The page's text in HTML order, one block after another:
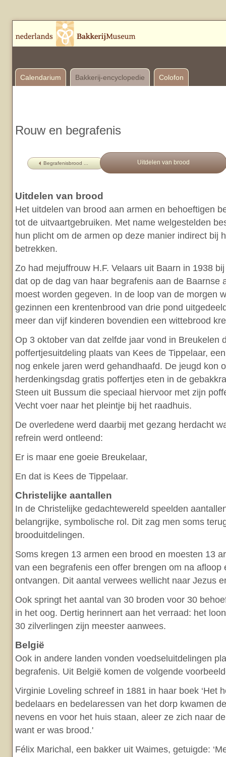
Calendarium Bakkerij-encyclopedie Colofon
Rouw en begrafenis
Begrafenisbrood ... Uitdelen van brood
Uitdelen van brood
Het uitdelen van brood aan armen en behoeftigen
tot de uitvaartgebruiken. Met name welgestelden
hun plicht om de armen op deze manier indirect bij
betrekken.
Zo had mejuffrouw H.F. Velaars uit Baarn in 1938
dat op de dag van haar begrafenis aan de Baarnse
moest worden gegeven. In de loop van de morgen
gezinnen een krentenbrood van drie pond
meer dan vijf kinderen bovendien een wittebrood
Op 3 oktober van dat zelfde jaar vond in Breukelen
poffertjesuitdeling plaats van Kees de Tippelaar,
nog enkele jaren werd gehandhaafd. De jeugd kon
herdenkingsdag gratis poffertjes eten in de
Steen uit Bussum die speciaal hiervoor met zijn
Vecht voer naar het pleintje bij het raadhuis.
De overledene werd daarbij met gezang herdacht
refrein werd ontleend:
Er is maar ene goeie Breukelaar,
En dat is Kees de Tippelaar.
Christelijke aantallen
In de Christelijke gedachtewereld speelden
belangrijke, symbolische rol. Dit zag men soms
brooduitdelingen.
Soms kregen 13 armen een brood en moesten 13
van een begrafenis een offer brengen om na afloop
ontvangen. Dit aantal verwees wellicht naar Jezus
Ook springt het aantal van 30 broden voor 30
in het oog. Dertig herinnert aan het verraad: het
30 zilverlingen zijn meester aanwees.
België
Ook in andere landen vonden voedseluitdelingen
begrafenis. Uit België komen de volgende
Virginie Loveling schreef in 1881 in haar boek ‘Het
bedelaars en bedelaressen van het dorp kwamen
nevens en voor het huis staan, aleer ze zich naar
want er was brood.'
Félix Marichal, een bakker uit Waimes, getuigde: